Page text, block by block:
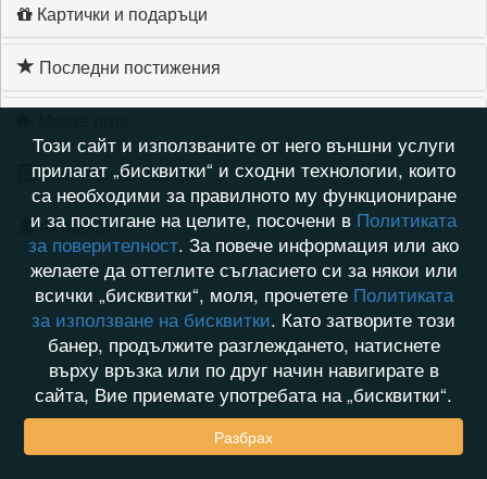
Картички и подаръци
Последни постижения
Хронология на игри
Активност
Този сайт и използваните от него външни услуги
прилагат „бисквитки“ и сходни технологии, които
са необходими за правилното му функциониране
и за постигане на целите, посочени в Политиката
за поверителност. За повече информация или ако
желаете да оттеглите съгласието си за някои или
всички „бисквитки“, моля, прочетете Политиката
за използване на бисквитки. Като затворите този
банер, продължите разглеждането, натиснете
върху връзка или по друг начин навигирате в
сайта, Вие приемате употребата на „бисквитки“.
Разбрах